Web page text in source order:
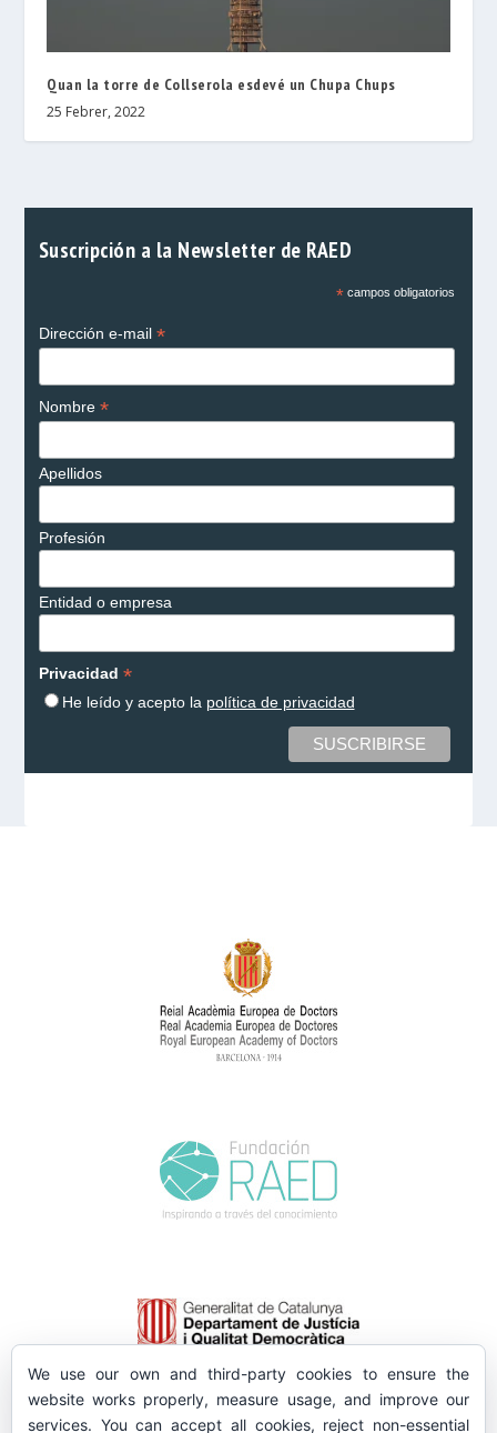
Quan la torre de Collserola esdevé un Chupa Chups
25 Febrer, 2022
Suscripción a la Newsletter de RAED
*campos obligatorios
Dirección e-mail *
Nombre *
Apellidos
Profesión
Entidad o empresa
Privacidad *
He leído y acepto la política de privacidad
We use our own and third-party cookies to ensure the
website works properly, measure usage, and improve our
services. You can accept all cookies, reject non-essential